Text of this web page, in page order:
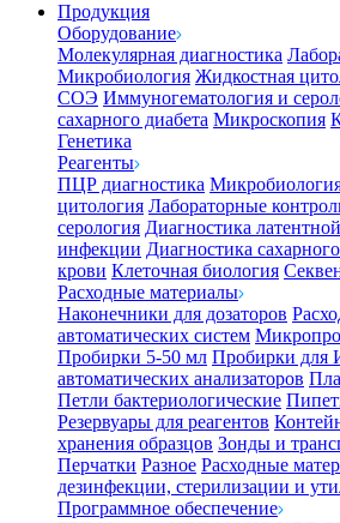
Продукция
Оборудование
Молекулярная диагностика
Микробиология Жидкостная
СОЭ Иммуногематология и
сахарного диабета Микроскопия
Генетика
Реагенты
ПЦР диагностика
цитология Лабораторные
серология Диагностика
инфекции Диагностика
крови Клеточная биология
Расходные материалы
Наконечники для дозаторов
автоматических систем
Пробирки 5-50 мл Пробирки
автоматических анализаторов
Петли бактериологические
Резервуары для реагентов
хранения образцов Зонды и
Перчатки Разное Расходные
дезинфекции, стерилизации и
Программное обеспечение